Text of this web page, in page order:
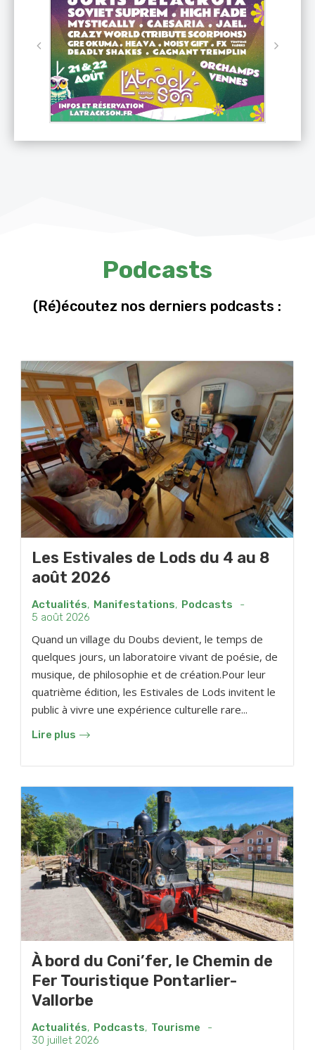
Podcasts
(Ré)écoutez nos derniers podcasts :
Les Estivales de Lods du 4 au 8
août 2026
Actualités, Manifestations, Podcasts
-
5 août 2026
Quand un village du Doubs devient, le temps de
quelques jours, un laboratoire vivant de poésie, de
musique, de philosophie et de création.Pour leur
quatrième édition, les Estivales de Lods invitent le
public à vivre une expérience culturelle rare...
Lire plus
À bord du Coni’fer, le Chemin de
Fer Touristique Pontarlier-
Vallorbe
Actualités, Podcasts, Tourisme
-
30 juillet 2026